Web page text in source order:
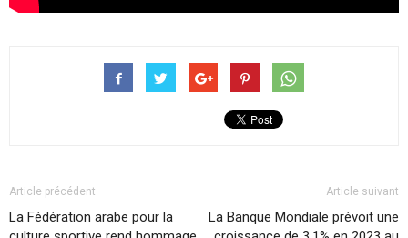
Article précédent
La Fédération arabe pour la
Article suivant
La Banque Mondiale prévoit une